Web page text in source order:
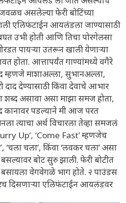
असलेल्या फेरी बोटिंच्या
एलिफंटाईन आयलंडला जाण्यासाठी
उभी होती आणि तिचा पोरगेलसा
पायऱ्या उतरून खाली येणाऱ्या
होता. आत्तापर्यंत गाण्यांमध्ये वगैरे
म्हणजे माशाअल्ला, सुभानअल्ला,
दाद देण्यासाठी किंवा देवाचे आभार
शब्द असावा असा माझा समज होता,
कानावर पडल्याने मी आज परत
त्याचा अर्थ विचारला तेव्हा समजलं
Up’, ‘Come Fast’ म्हणजेच
‘चला चला’, किंवा ‘लवकर चला’ असा
बोट सुरु झाली. फेरी बोटीत
बसायला वेगवेगळे भाग होते. २ पाउंडस
दिसणाऱ्या एलिफंटाईन आयलंडवर